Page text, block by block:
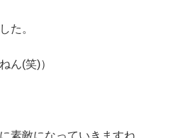
た。
ん(笑)）
素敵になっていきますね。